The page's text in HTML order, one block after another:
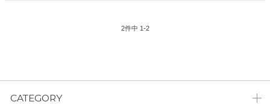
2件中 1-2
CATEGORY